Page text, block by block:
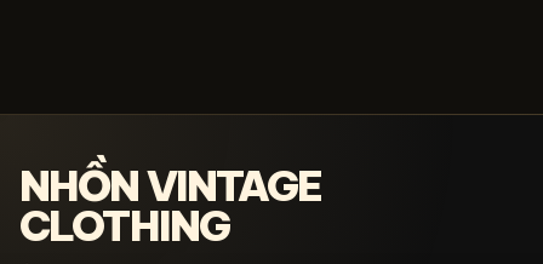
NHỒN VINTAGE
CLOTHING